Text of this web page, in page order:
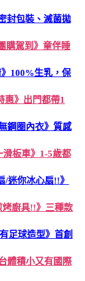
封包裝、滅菌拋
購駕到》童伴睡
100%生乳，保
惠》出門都帶1
鋼圈內衣》質感
滑板車》1-5歲都
/迷你冰心扇!!》
烤廚具!!》三種款
足球造型》首創
體積小又有國際